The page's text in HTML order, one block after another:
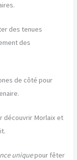
des tenues
des
de côté pour
découvrir Morlaix et
uniquepour fêter